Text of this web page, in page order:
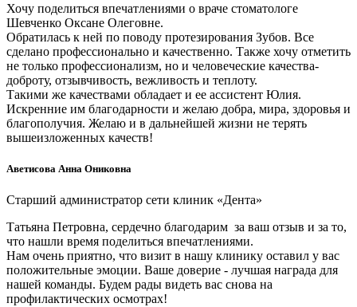
Хочу поделиться впечатлениями о враче стоматологе
Шевченко Оксане Олеговне.
Обратилась к ней по поводу протезирования Зубов. Все
сделано профессионально и качественно. Также хочу отметить
не только профессионализм, но и человеческие качества-
доброту, отзывчивость, вежливость и теплоту.
Такими же качествами обладает и ее ассистент Юлия.
Искренние им благодарности и желаю добра, мира, здоровья и
благополучия. Желаю и в дальнейшей жизни не терять
вышеизложенных качеств!
Аветисова Анна Ониковна
Старший администратор сети клиник «Дента»
Татьяна Петровна, сердечно благодарим за ваш отзыв и за то,
что нашли время поделиться впечатлениями.
Нам очень приятно, что визит в нашу клинику оставил у вас
положительные эмоции. Ваше доверие - лучшая награда для
нашей команды. Будем рады видеть вас снова на
профилактических осмотрах!